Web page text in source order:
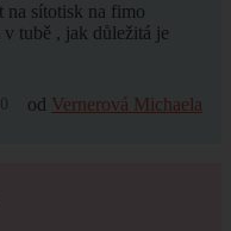
na sítotisk na fimo
tubě , jak důležitá je
od Vernerová Michaela